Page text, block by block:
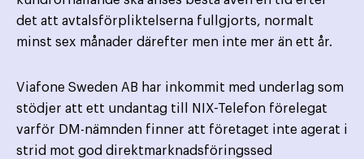
det att avtalsförpliktelserna fullgjorts, normalt
minst sex månader därefter men inte mer än ett år.
Viafone Sweden AB har inkommit med underlag som
stödjer att ett undantag till NIX-Telefon förelegat
varför DM-nämnden finner att företaget inte agerat i
strid mot god direktmarknadsföringssed